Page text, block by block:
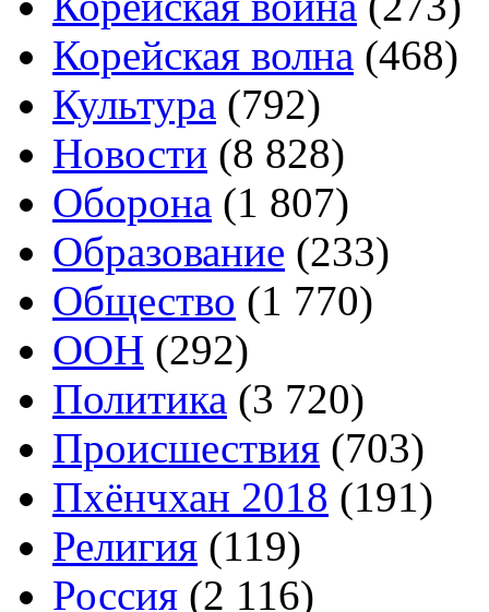
Корейская волна (468)
Культура (792)
Новости (8 828)
Оборона (1 807)
Образование (233)
Общество (1 770)
ООН (292)
Политика (3 720)
Происшествия (703)
Пхёнчхан 2018 (191)
Религия (119)
Россия (2 116)